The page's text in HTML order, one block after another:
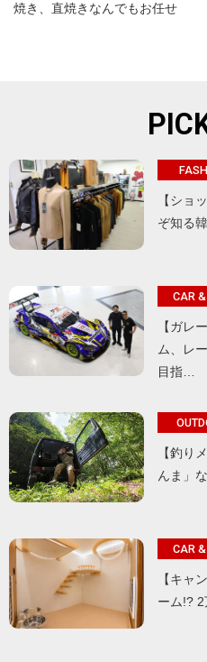
焼き、直焼きなんでもお任せ
【ショ
ぞ知る
CAR
【ガレ
ム、レ
目指…
【釣り
んま」
CAR
【キャ
ーム!?